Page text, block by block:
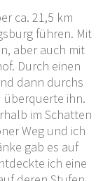
ca. 21,5 km
führen. Mit
aber auch mit
Durch einen
dann durchs
überquerte ihn.
im Schatten
Weg und ich
gab es auf
ich eine